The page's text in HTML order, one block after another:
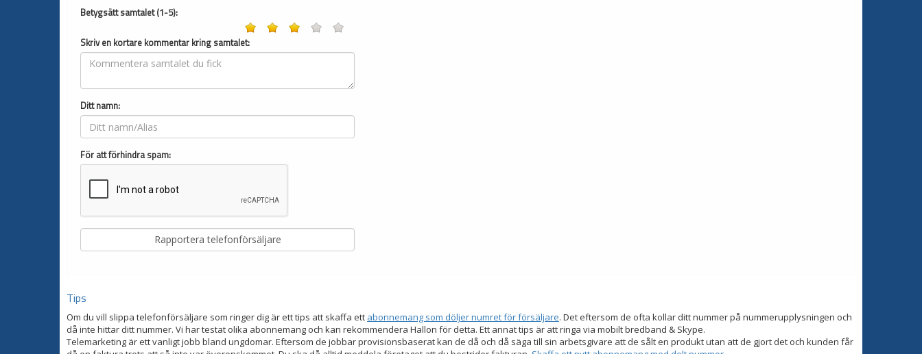
Betygsätt samtalet (1-5):
Skriv en kortare kommentar kring samtalet:
Ditt namn:
För att förhindra spam:
Tips
Om du vill slippa telefonförsäljare som ringer dig är ett tips att skaffa ett abonnemang som döljer numret för försäljare. Det eftersom de ofta kollar ditt nummer på nummerupplysningen och
då inte hittar ditt nummer. Vi har testat olika abonnemang och kan rekommendera Hallon för detta. Ett annat tips är att ringa via mobilt bredband & Skype.
Telemarketing är ett vanligt jobb bland ungdomar. Eftersom de jobbar provisionsbaserat kan de då och då säga till sin arbetsgivare att de sålt en produkt utan att de gjort det och kunden får